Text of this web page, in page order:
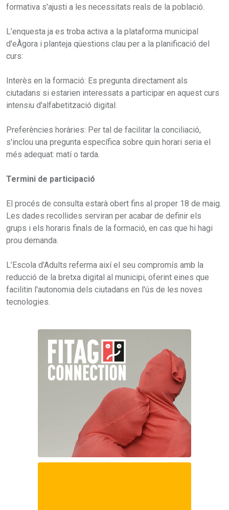
formativa s'ajusti a les necessitats reals de la població.
L’enquesta ja es troba activa a la plataforma municipal
d'eÀgora i planteja qüestions clau per a la planificació del
curs:
Interès en la formació: Es pregunta directament als
ciutadans si estarien interessats a participar en aquest curs
intensiu d'alfabetització digital.
Preferències horàries: Per tal de facilitar la conciliació,
s'inclou una pregunta específica sobre quin horari seria el
més adequat: matí o tarda.
Termini de participació
El procés de consulta estarà obert fins al proper 18 de maig.
Les dades recollides serviran per acabar de definir els
grups i els horaris finals de la formació, en cas que hi hagi
prou demanda.
L’Escola d'Adults referma així el seu compromís amb la
reducció de la bretxa digital al municipi, oferint eines que
facilitin l'autonomia dels ciutadans en l'ús de les noves
tecnologies.